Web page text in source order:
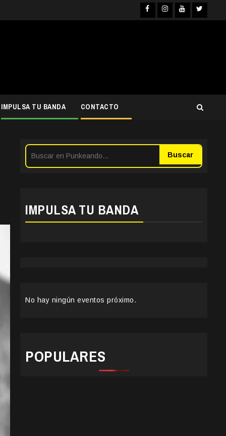
Facebook
Instagram
YouTubeTwitter
IMPULSA TU BANDA CONTACTO
Buscar
IMPULSA TU BANDA
No hay ningún eventos próximo.
POPULARES